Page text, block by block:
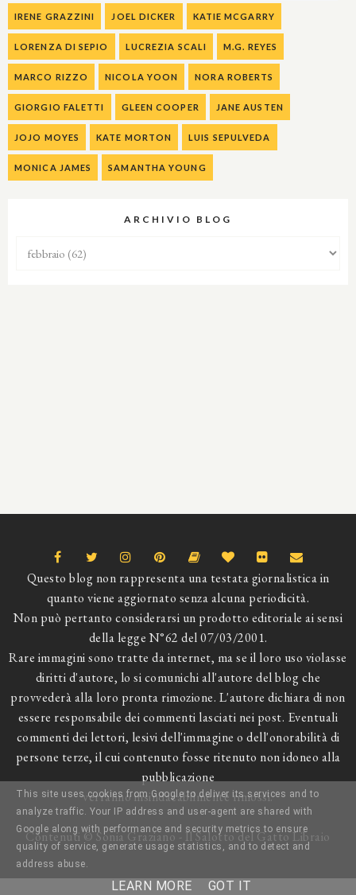
IRENE GRAZZINI JOEL DICKER KATIE MCGARRY
LORENZA DI SEPIO LUCREZIA SCALI M.G. REYES
MARCO RIZZO NICOLA YOON NORA ROBERTS
GIORGIO FALETTI GLEEN COOPER JANE AUSTEN
JOJO MOYES KATE MORTON LUIS SEPULVEDA
MONICA JAMES SAMANTHA YOUNG
ARCHIVIO BLOG
Questo blog non rappresenta una testata giornalistica in
quanto viene aggiornato senza alcuna periodicità.
Non può pertanto considerarsi un prodotto editoriale ai sensi
della legge N°62 del 07/03/2001.
Rare immagini sono tratte da internet, ma se il loro uso violasse
diritti d'autore, lo si comunichi all'autore del blog che
provvederà alla loro pronta rimozione. L'autore dichiara di non
essere responsabile dei commenti lasciati nei post. Eventuali
commenti dei lettori, lesivi dell'immagine o dell'onorabilità di
persone terze, il cui contenuto fosse ritenuto non idoneo alla
pubblicazione
verranno insindacabilmente rimossi.
Contenuti © Sonia Graziano - Il Salotto del Gatto Libraio
This site uses cookies from Google to deliver its services and to
analyze traffic. Your IP address and user-agent are shared with
Google along with performance and security metrics to ensure
quality of service, generate usage statistics, and to detect and
address abuse.
LEARN MORE GOT IT